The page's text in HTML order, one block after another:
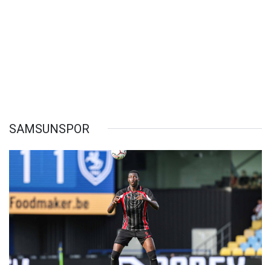
SAMSUNSPOR